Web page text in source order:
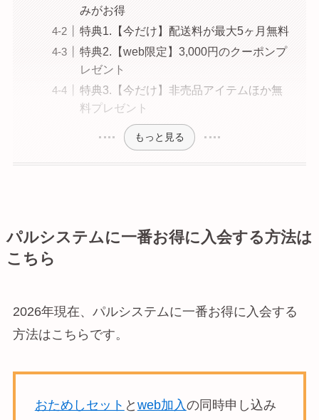
みがお得
特典1.【今だけ】配送料が最大5ヶ月無料
特典2.【web限定】3,000円のクーポンプ
レゼント
特典3.【今だけ】非売品アイテムほか無
料プレゼント
もっと見る
パルシステムに一番お得に入会する方法は
こちら
2026年現在、パルシステムに一番お得に入会する
方法はこちらです。
おためしセット と web加入 の同時申し込み